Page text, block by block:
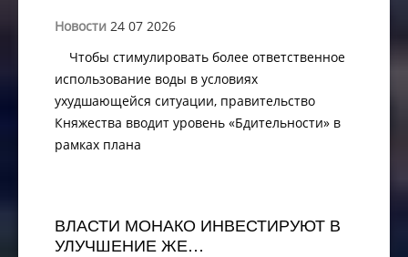
Новости 24 07 2026
Чтобы стимулировать более ответственное
использование воды в условиях
ухудшающейся ситуации, правительство
Княжества вводит уровень «Бдительности» в
рамках плана
ВЛАСТИ МОНАКО ИНВЕСТИРУЮТ В
УЛУЧШЕНИЕ ЖЕ…